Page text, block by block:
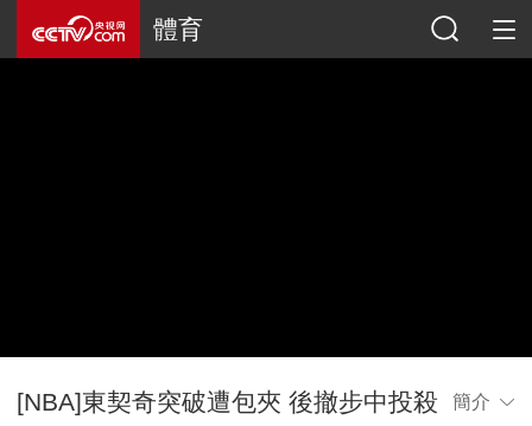
體育
[NBA]東契奇突破遭包夾 後撤步中投殺
簡介